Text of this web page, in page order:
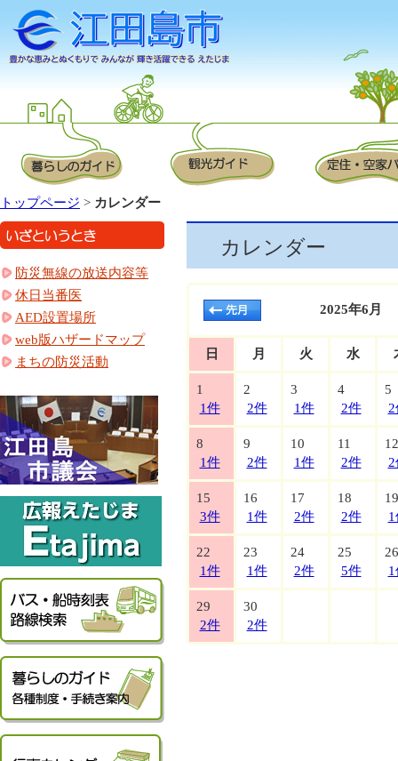
トップページ > カレンダー
カレンダー
2025年6月
日 月 火 水
1
1件
2
2件
3
1件
4
2件
5
8
1件
9
2件
10
1件
11
2件
12
15
3件
16
1件
17
2件
18
2件
19
22
1件
23
1件
24
2件
25
5件
26
29
2件
30
2件
防災無線の放送内容等
休日当番医
AED設置場所
web版ハザードマップ
まちの防災活動